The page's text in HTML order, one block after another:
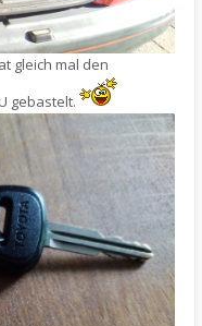
gleich mal den
gebastelt.